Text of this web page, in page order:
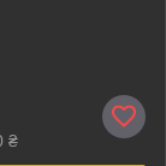
₴